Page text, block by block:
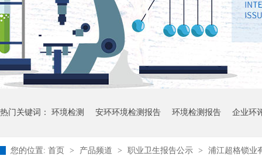
热门关键词： 环境检测 安环环境检测报告 环境检测报告 企业环
您的位置: 首页 > 产品频道 > 职业卫生报告公示 > 浦江超格锁业